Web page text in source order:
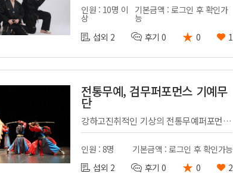
인원 : 10명 이
상
기본금액 : 로그인 후 확인가
능
섭외 2
후기 0 ★ 0 1
전통무예, 검무퍼포먼스 기예무
단
강하고진취적인 기상의 전통무예퍼포먼스,진검무
인원 : 8명
기본금액 : 로그인 후 확인가능
섭외 2
후기 0 ★ 0 2